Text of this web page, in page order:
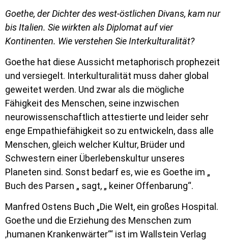
Goethe, der Dichter des west-östlichen Divans, kam nur
bis Italien. Sie wirkten als Diplomat auf vier
Kontinenten. Wie verstehen Sie Interkulturalität?
Goethe hat diese Aussicht metaphorisch prophezeit
und versiegelt. Interkulturalität muss daher global
geweitet werden. Und zwar als die mögliche
Fähigkeit des Menschen, seine inzwischen
neurowissenschaftlich attestierte und leider sehr
enge Empathiefähigkeit so zu entwickeln, dass alle
Menschen, gleich welcher Kultur, Brüder und
Schwestern einer Überlebenskultur unseres
Planeten sind. Sonst bedarf es, wie es Goethe im „
Buch des Parsen „ sagt, „ keiner Offenbarung“.
Manfred Ostens Buch „Die Welt, ein großes Hospital.
Goethe und die Erziehung des Menschen zum
‚humanen Krankenwärter‘“ ist im Wallstein Verlag